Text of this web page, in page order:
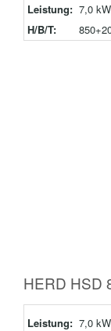
Leistung: 7,0 kW
H/B/T:
HERD HSD
Leistung: 7,0 kW